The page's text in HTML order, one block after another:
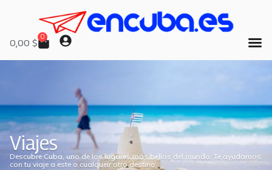
0,00 $
0
Viajes
Descubre Cuba, uno de los lugares más bellos del mundo. Te ayudamos
con tu viaje a este o cualqueir otro destino.